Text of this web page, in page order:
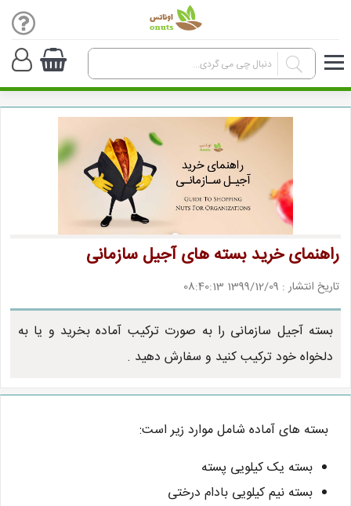
راهنمای خرید بسته های آجیل سازمانی
تاریخ انتشار : 1399/12/09 08:40:13
بسته آجیل سازمانی را به صورت ترکیب آماده بخرید و یا به
دلخواه خود ترکیب کنید و سفارش دهید .
بسته های آماده شامل موارد زیر است:
بسته یک کیلویی پسته
بسته نیم کیلویی بادام درختی